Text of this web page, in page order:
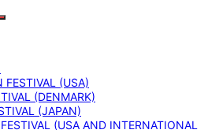
FESTIVAL (USA)
(DENMARK)
(JAPAN)
(USA AND INTERNATIONAL